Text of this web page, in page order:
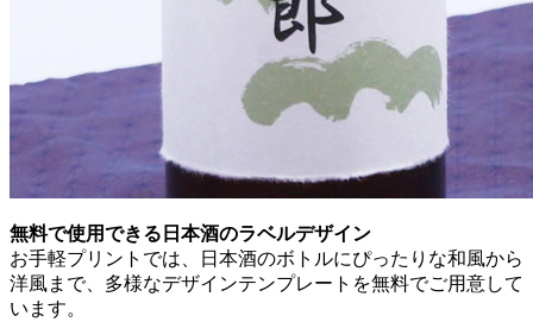
無料で使用できる日本酒のラベルデザイン
お手軽プリントでは、日本酒のボトルにぴったりな和風から
洋風まで、多様なデザインテンプレートを無料でご用意して
います。